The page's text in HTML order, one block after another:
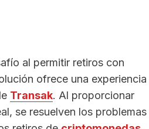
al permitir retiros con
ofrece una experiencia
Transak. Al proporcionar
se resuelven los problemas